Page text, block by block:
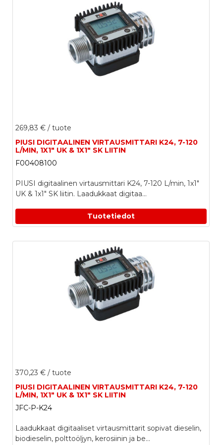
269,83 € / tuote
PIUSI DIGITAALINEN VIRTAUSMITTARI K24, 7-120
L/MIN, 1X1" UK & 1X1" SK LIITIN
F00408100
PIUSI digitaalinen virtausmittari K24, 7-120 L/min, 1x1"
UK & 1x1" SK liitin. Laadukkaat digitaa...
Tuotetiedot
370,23 € / tuote
PIUSI DIGITAALINEN VIRTAUSMITTARI K24, 7-120
L/MIN, 1X1" UK & 1X1" SK LIITIN
JFC-P-K24
Laadukkaat digitaaliset virtausmittarit sopivat dieselin,
biodieselin, polttoöljyn, kerosiinin ja be...